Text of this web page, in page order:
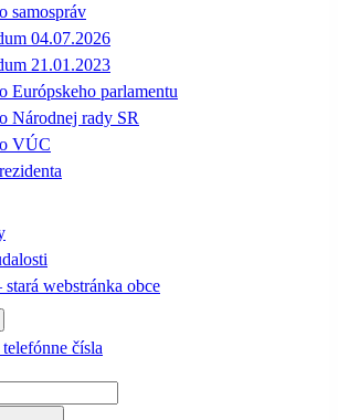
samospráv
04.07.2026
21.01.2023
Európskeho parlamentu
Národnej rady SR
VÚC
webstránka obce
čísla